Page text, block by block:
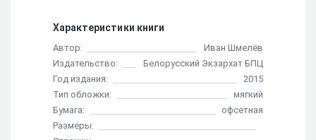
Характеристики книги
Автор:
Иван Шмелёв
Издательство:
Белорусский Экзархат БПЦ
Год издания:
2015
Тип обложки:
мягкий
Бумага:
офсетная
Размеры: